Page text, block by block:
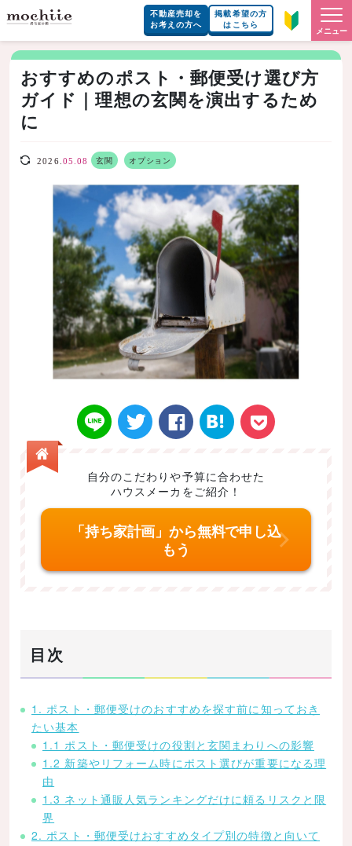
不動産売却を
お考えの方へ
掲載希望の方
はこちら
メニュー
おすすめのポスト・郵便受け選び方
ガイド｜理想の玄関を演出するため
に
2026. 05.08 玄関 オプション
Twitt Face はてなブ
自分のこだわりや予算に合わせた
ハウスメーカをご紹介！
「持ち家計画」から無料で申し込
もう
目次
1. ポスト・郵便受けのおすすめを探す前に知っておき
たい基本
1.1 ポスト・郵便受けの役割と玄関まわりへの影響
1.2 新築やリフォーム時にポスト選びが重要になる理
由
1.3 ネット通販人気ランキングだけに頼るリスクと限
界
2. ポスト・郵便受けおすすめタイプ別の特徴と向いて